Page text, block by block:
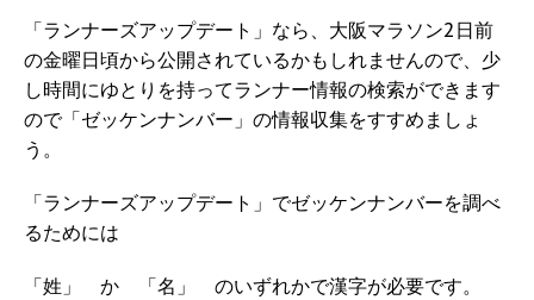
「ランナーズアップデート」なら、大阪マラソン2日前
の金曜日頃から公開されているかもしれませんので、少
し時間にゆとりを持ってランナー情報の検索ができます
ので「ゼッケンナンバー」の情報収集をすすめましょ
う。
「ランナーズアップデート」でゼッケンナンバーを調べ
るためには
「姓」 か 「名」 のいずれかで漢字が必要です。